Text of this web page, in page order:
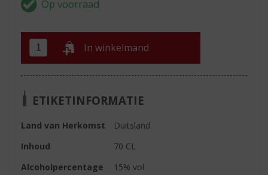
In winkelmand
ETIKETINFORMATIE
Land van Herkomst
Duitsland
Inhoud
70 CL
Alcoholpercentage
15% vol